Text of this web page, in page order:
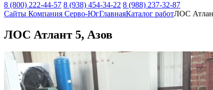
8 (800) 222-44-57 8 (938) 454-34-22 8 (988) 237-32-87
Сайты Компания Серво-ЮгГлавнаяКаталог работЛОС
ЛОС Атлант 5, Азов